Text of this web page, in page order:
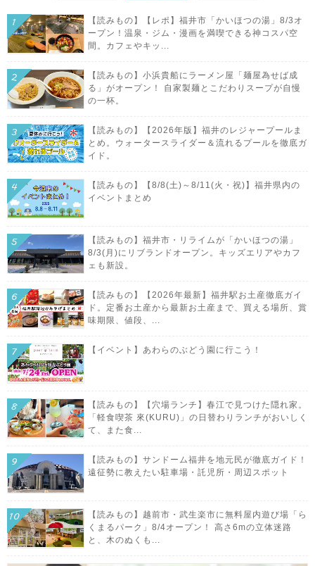
【読みもの】【レポ】福井市「かいほつの湯」8/3オ
ープン！温泉・ジム・漫画を満喫できる神コスパ空
間。カフェやキッ...
【読みもの】小浜貴船にラーメン屋「麺屋為せば成
る」がオープン！ 自家製麺とこだわりスープが自慢
の一杯。
【読みもの】【2026年版】福井のレジャープールま
とめ。ウォータースライダー＆流れるプールを徹底ガ
イド。
【読みもの】【8/8(土)～8/11(火・祝)】福井県内の
イベントまとめ
【読みもの】福井市・リライムが「かいほつの湯」
8/3(月)にリブランドオープン。キッズエリアやカフ
ェも新設。
【読みもの】【2026年最新】福井駅お土産徹底ガイ
ド。定番お土産から最新お土産まで、買える場所、賞
味期限、値段、...
【イベント】あわらのぶどう園に行こう！
【読みもの】【穴場ランチ】春江で見つけた隠れ家。
「軽食喫茶 來(KURU)」の日替わりランチがおいしく
て、また食...
【読みもの】サンドーム福井を地元民が徹底ガイド！
遠征勢に教えたい駐車場・託児所・周辺スポット
【読みもの】越前市・武生楽市に無料屋内遊び場「ら
くまるパーク」8/4オープン！ 高さ6mの立体迷路
と、木のぬくも...